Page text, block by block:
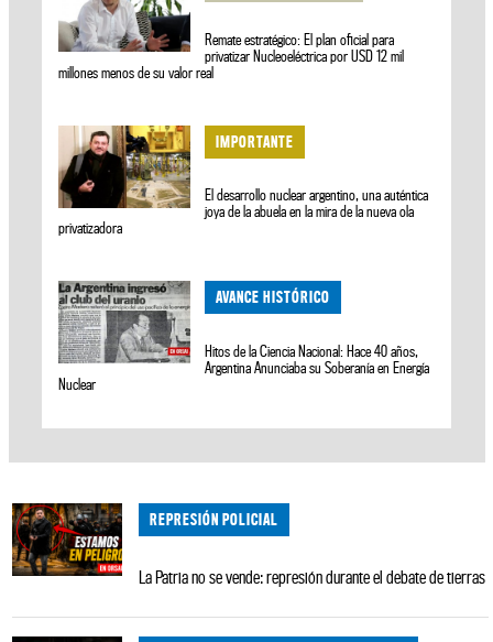
Remate estratégico: El plan oficial para
privatizar Nucleoeléctrica por USD 12 mil
millones menos de su valor real
IMPORTANTE
El desarrollo nuclear argentino, una auténtica
joya de la abuela en la mira de la nueva ola
privatizadora
AVANCE HISTÓRICO
Hitos de la Ciencia Nacional: Hace 40 años,
Argentina Anunciaba su Soberanía en Energía
Nuclear
REPRESIÓN POLICIAL
La Patria no se vende: represión durante el debate de tierras